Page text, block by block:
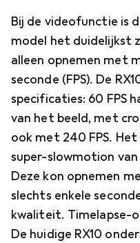
Bij de videofunctie is
model het duidelijkst
alleen opnemen met
seconde (FPS). De
specificaties: 60 FPS
van het beeld, met
ook met 240 FPS.
super-slowmotion
Deze kon opnemen
slechts enkele
kwaliteit. Timelapse-
De huidige RX10